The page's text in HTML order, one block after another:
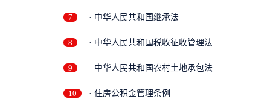
7 · 中华人民共和国继承法
8 · 中华人民共和国税收征收管理法
9 · 中华人民共和国农村土地承包法
10 · 住房公积金管理条例